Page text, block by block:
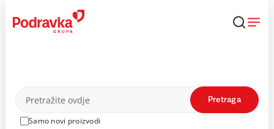
content
Proizvodi
Samo novi proizvodi
Pretraga